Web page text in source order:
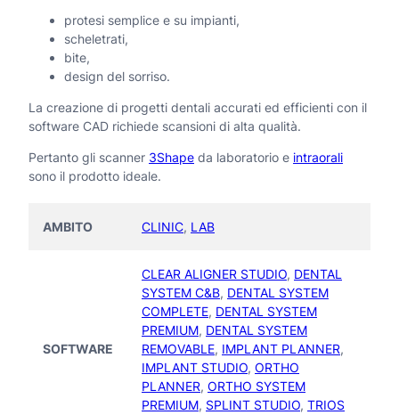
0
t
t
protesi semplice e su impianti,
scheletrati,
bite,
design del sorriso.
La creazione di progetti dentali accurati ed efficienti con il
software CAD richiede scansioni di alta qualità.
Pertanto gli scanner 3Shape da laboratorio e intraorali
sono il prodotto ideale.
AMBITO CLINIC, LAB
SOFTWARE
CLEAR ALIGNER STUDIO, DENTAL
SYSTEM C&B, DENTAL SYSTEM
COMPLETE, DENTAL SYSTEM
PREMIUM, DENTAL SYSTEM
REMOVABLE, IMPLANT PLANNER,
IMPLANT STUDIO, ORTHO
PLANNER, ORTHO SYSTEM
PREMIUM, SPLINT STUDIO, TRIOS